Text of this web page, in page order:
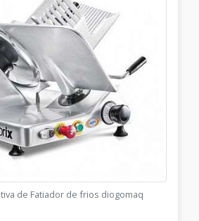
de Fatiador de frios diogomaq